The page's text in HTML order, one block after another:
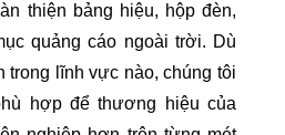
thiện bảng hiệu, hộp đèn,
quảng cáo ngoài trời. Dù
trong lĩnh vực nào, chúng tôi
hợp để thương hiệu của